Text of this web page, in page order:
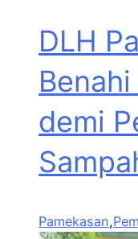
DLH
demi
Pamekasan,